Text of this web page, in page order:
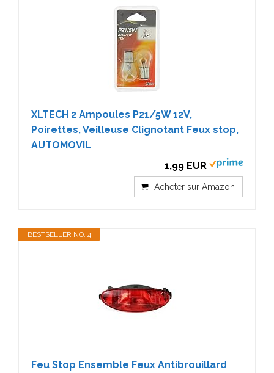
XLTECH 2 Ampoules P21/5W 12V,
Poirettes, Veilleuse Clignotant Feux stop,
AUTOMOVIL
1,99 EUR
Acheter sur Amazon
BESTSELLER NO. 4
Feu Stop Ensemble Feux Antibrouillard